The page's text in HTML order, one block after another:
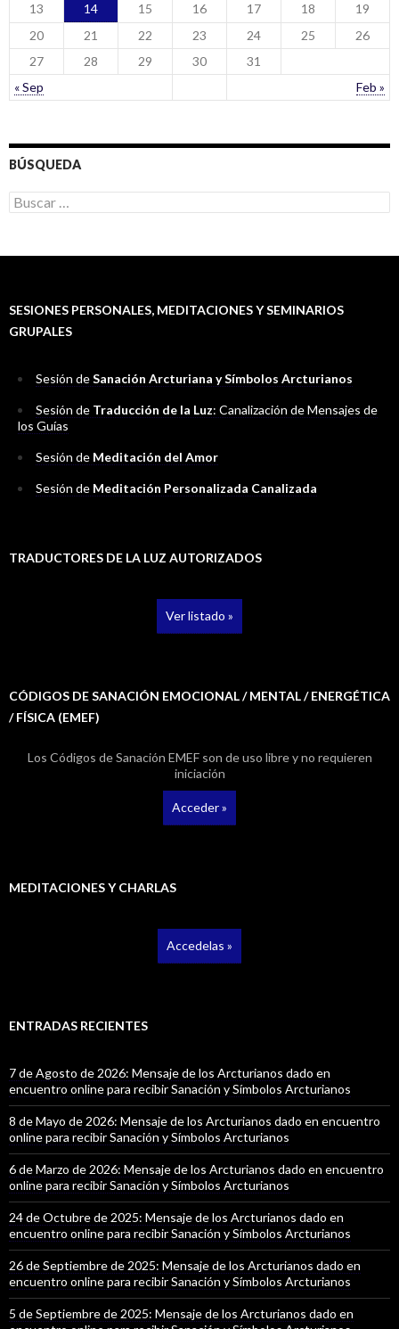
« Sep Feb »
13
14 15 16 17 18
19
20
21 22 23 24 25
26
27
28 29 30 31
BÚSQUEDA
B
u
SESIONES PERSONALES, MEDITACIONES Y SEMINARIOS
GRUPALES
Sesión deSanación Arcturiana y Símbolos Arcturianos
Sesión de Traducción de la Luz: Canalización de Mensajes de
los Guías
Sesión de Meditación del Amor
Sesión de Meditación Personalizada Canalizada
TRADUCTORES DE LA LUZ AUTORIZADOS
Ver listado »
CÓDIGOS DE SANACIÓN EMOCIONAL / MENTAL / ENERGÉTICA
/ FÍSICA (EMEF)
Los Códigos de Sanación EMEF son de uso libre y no requieren
iniciación
Acceder »
MEDITACIONES Y CHARLAS
Accedelas »
ENTRADAS RECIENTES
7 de Agosto de 2026: Mensaje de los Arcturianos dado en
encuentro online para recibir Sanación y Símbolos Arcturianos
8 de Mayo de 2026: Mensaje de los Arcturianos dado en encuentro
online para recibir Sanación y Símbolos Arcturianos
6 de Marzo de 2026: Mensaje de los Arcturianos dado en encuentro
online para recibir Sanación y Símbolos Arcturianos
24 de Octubre de 2025: Mensaje de los Arcturianos dado en
encuentro online para recibir Sanación y Símbolos Arcturianos
26 de Septiembre de 2025: Mensaje de los Arcturianos dado en
encuentro online para recibir Sanación y Símbolos Arcturianos
5 de Septiembre de 2025: Mensaje de los Arcturianos dado en